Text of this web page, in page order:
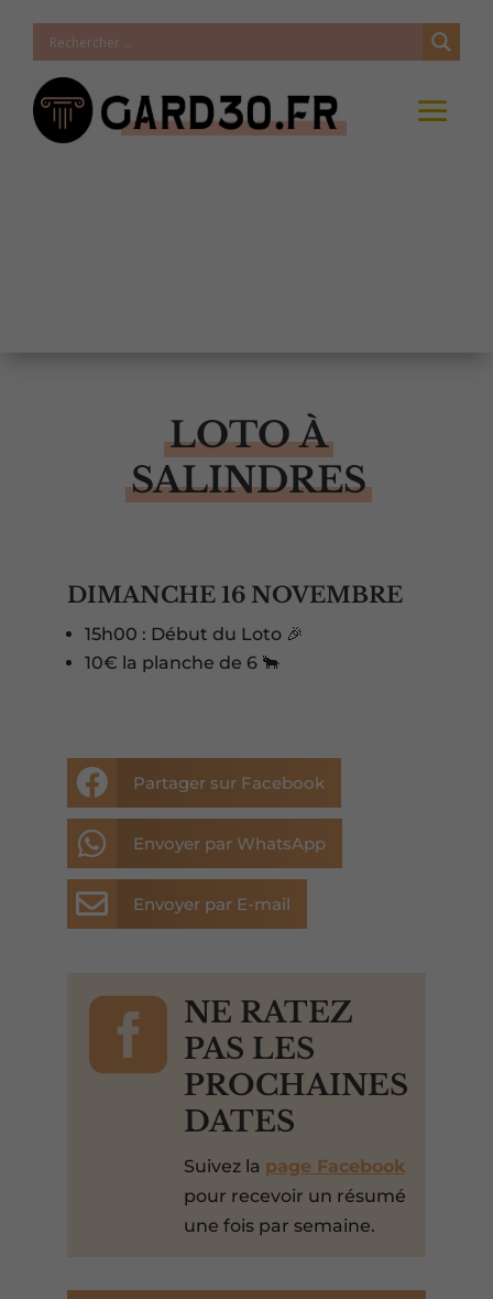
LOTO À
SALINDRES
DIMANCHE 16 NOVEMBRE
15h00 : Début du Loto 🎉
10€ la planche de 6 🐂
 Partager sur Facebook
 Envoyer par WhatsApp
 Envoyer par E-mail

NE RATEZ
PAS LES
PROCHAINES
DATES
Suivez la page Facebook
pour recevoir un résumé
une fois par semaine.